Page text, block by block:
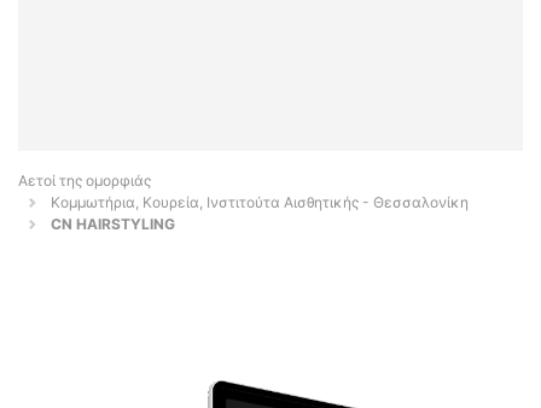
Αετοί της ομορφιάς
Κομμωτήρια, Κουρεία, Ινστιτούτα Αισθητικής - Θεσσαλονίκη
CN HAIRSTYLING